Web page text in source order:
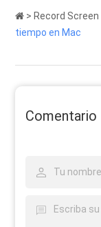
> Record Screen
tiempo en Mac
Comentario